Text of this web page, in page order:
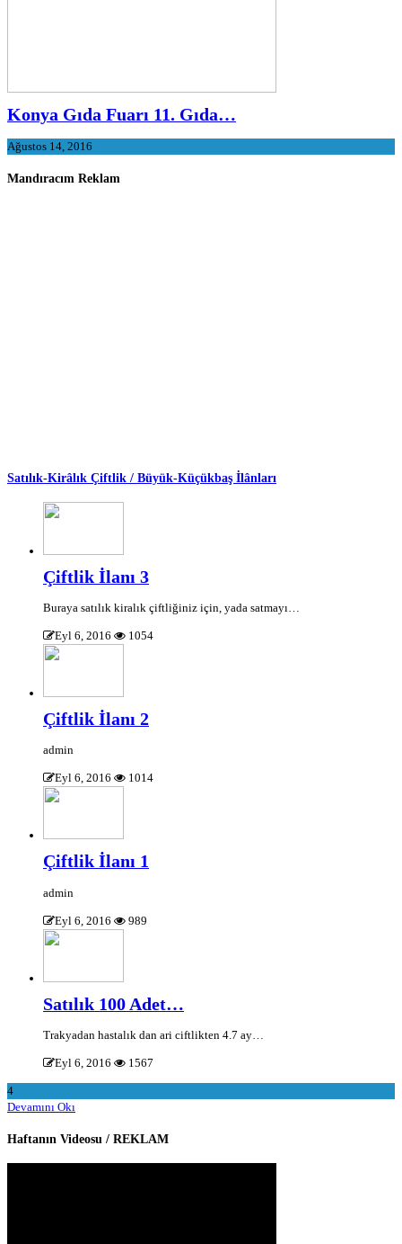
Konya Gıda Fuarı 11. Gıda…
Ağustos 14, 2016
Mandıracım Reklam
Satılık-Kirâlık Çiftlik / Büyük-Küçükbaş İlânları
Çiftlik İlanı 3
Buraya satılık kiralık çiftliğiniz için, yada satmayı…
Eyl 6, 2016 1054
Çiftlik İlanı 2
admin
Eyl 6, 2016 1014
Çiftlik İlanı 1
admin
Eyl 6, 2016 989
Satılık 100 Adet…
Trakyadan hastalık dan ari ciftlikten 4.7 ay…
Eyl 6, 2016 1567
4
Devamını Okı
Haftanın Videosu / REKLAM